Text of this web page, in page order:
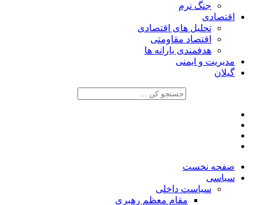
جنگ نرم
اقتصادی
تحلیل های اقتصادی
اقتصاد مقاومتی
هدفمندی یارانه ها
مدیریت و ایمنی
گیلان
صفحه نخست
سیاسی
سیاست داخلی
مقام معظم رهبری